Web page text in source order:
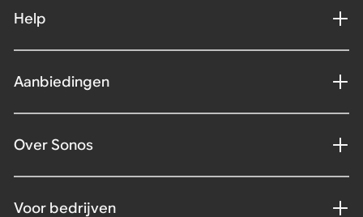
Help
Aanbiedingen
Over Sonos
Voor bedrijven